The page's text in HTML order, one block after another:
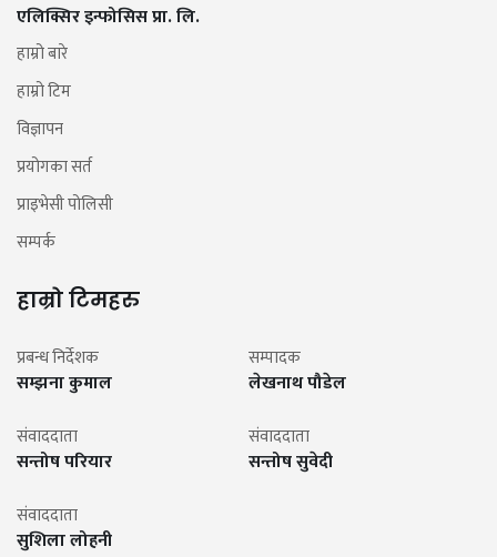
एलिक्सिर इन्फोसिस प्रा. लि.
हाम्रो बारे
हाम्रो टिम
विज्ञापन
प्रयोगका सर्त
प्राइभेसी पोलिसी
सम्पर्क
हाम्रो टिमहरु
प्रबन्ध निर्देशक
सम्झना कुमाल
सम्पादक
लेखनाथ पौडेल
संवाददाता
सन्तोष परियार
संवाददाता
सन्तोष सुवेदी
संवाददाता
सुशिला लोहनी